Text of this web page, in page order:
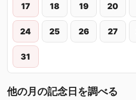
17 18 19 20
24 25 26 27
31
他の月の記念日を調べる